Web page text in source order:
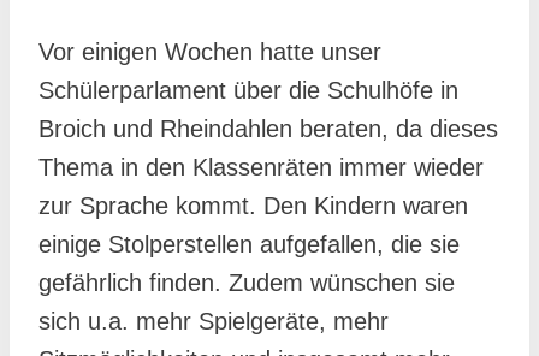
Vor einigen Wochen hatte unser
Schülerparlament über die Schulhöfe in
Broich und Rheindahlen beraten, da dieses
Thema in den Klassenräten immer wieder
zur Sprache kommt. Den Kindern waren
einige Stolperstellen aufgefallen, die sie
gefährlich finden. Zudem wünschen sie
sich u.a. mehr Spielgeräte, mehr